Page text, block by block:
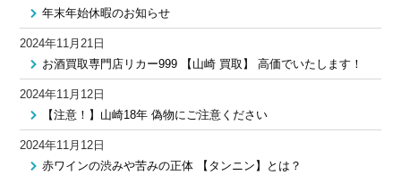
年末年始休暇のお知らせ
2024年11月21日
お酒買取専門店リカー999 【山崎 買取】 高価でいたします！
2024年11月12日
【注意！】山崎18年 偽物にご注意ください
2024年11月12日
赤ワインの渋みや苦みの正体 【タンニン】とは？